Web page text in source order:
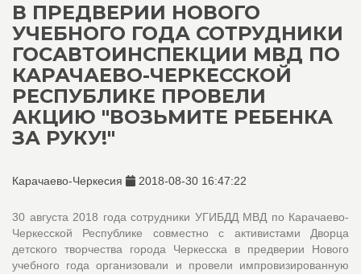
В ПРЕДВЕРИИ НОВОГО
УЧЕБНОГО ГОДА СОТРУДНИКИ
ГОСАВТОИНСПЕКЦИИ МВД ПО
КАРАЧАЕВО-ЧЕРКЕССКОЙ
РЕСПУБЛИКЕ ПРОВЕЛИ
АКЦИЮ "ВОЗЬМИТЕ РЕБЕНКА
ЗА РУКУ!"
Карачаево-Черкесия 2018-08-30 16:47:22
30 августа 2018 года сотрудники УГИБДД МВД по Карачаево-
Черкесской Республике совместно с активистами Дворца
детского творчества города Черкесска в предверии Нового
учебного года организовали и провели импровизированную